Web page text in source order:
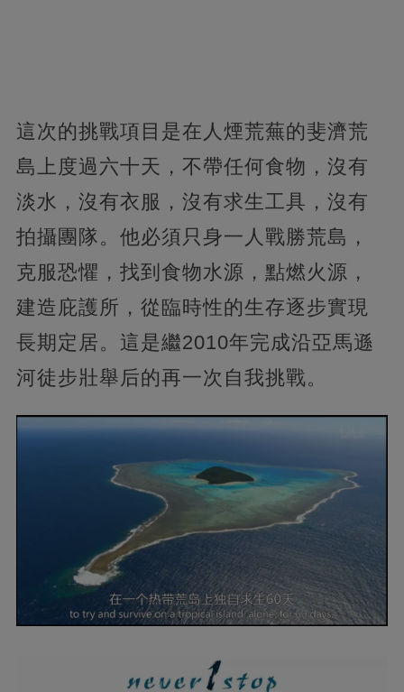
這次的挑戰項目是在人煙荒蕪的斐濟荒
島上度過六十天，不帶任何食物，沒有
淡水，沒有衣服，沒有求生工具，沒有
拍攝團隊。他必須只身一人戰勝荒島，
克服恐懼，找到食物水源，點燃火源，
建造庇護所，從臨時性的生存逐步實現
長期定居。這是繼2010年完成沿亞馬遜
河徒步壯舉后的再一次自我挑戰。